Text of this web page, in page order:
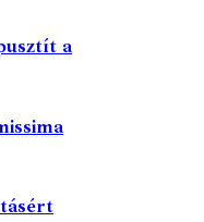
a